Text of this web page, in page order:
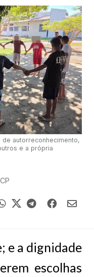
autorreconhecimento,
e a própria
e a dignidade
escolhas